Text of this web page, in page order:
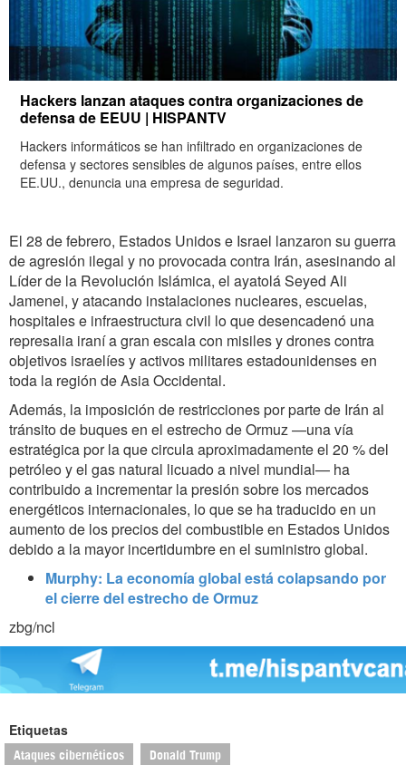
Hackers lanzan ataques contra organizaciones de
defensa de EEUU | HISPANTV
Hackers informáticos se han infiltrado en organizaciones de
defensa y sectores sensibles de algunos países, entre ellos
EE.UU., denuncia una empresa de seguridad.
El 28 de febrero, Estados Unidos e Israel lanzaron su guerra
de agresión ilegal y no provocada contra Irán, asesinando al
Líder de la Revolución Islámica, el ayatolá Seyed Ali
Jamenei, y atacando instalaciones nucleares, escuelas,
hospitales e infraestructura civil lo que desencadenó una
represalia iraní a gran escala con misiles y drones contra
objetivos israelíes y activos militares estadounidenses en
toda la región de Asia Occidental.
Además, la imposición de restricciones por parte de Irán al
tránsito de buques en el estrecho de Ormuz —una vía
estratégica por la que circula aproximadamente el 20 % del
petróleo y el gas natural licuado a nivel mundial— ha
contribuido a incrementar la presión sobre los mercados
energéticos internacionales, lo que se ha traducido en un
aumento de los precios del combustible en Estados Unidos
debido a la mayor incertidumbre en el suministro global.
Murphy: La economía global está colapsando por
el cierre del estrecho de Ormuz
zbg/ncl
Etiquetas
Ataques cibernéticos Donald Trump